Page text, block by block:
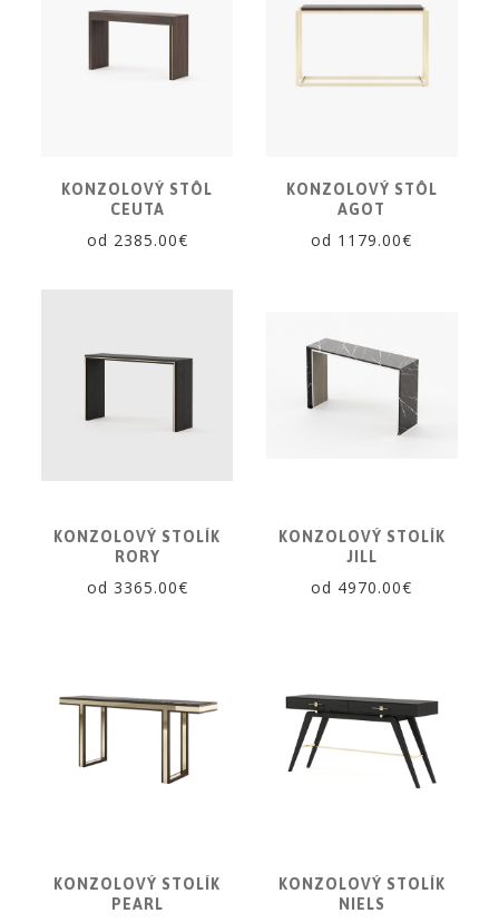
KONZOLOVÝ STÔL
CEUTA
od 2385.00€
KONZOLOVÝ STÔL
AGOT
od 1179.00€
KONZOLOVÝ STOLÍK
RORY
od 3365.00€
KONZOLOVÝ STOLÍK
JILL
od 4970.00€
KONZOLOVÝ STOLÍK
PEARL
KONZOLOVÝ STOLÍK
NIELS